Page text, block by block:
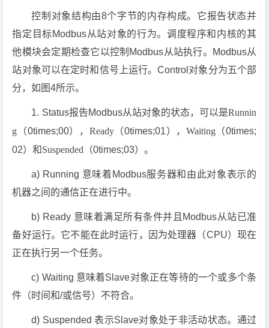
控制对象结构由8个字节的内存构成。它报告状态并
指定目标Modbus从站对象的行为。调度程序和内核的其
他模块会定期检查它以控制Modbus从站执行。Modbus从
站对象可以在定时和信号上运行。Control对象分为五个部
分，如图4所示。
1 Status报告Modbus从站对象的状态，可以是Runnin
g （0times;00）， Ready（0times;01）， Waiting（0times;
02）和Suspended （0times;03）。
a) Running 意味着Modbus服务器和由此对象表示的
机器之间的通信正在进行中。
b) Ready 意味着满足所有条件并且Modbus从站已准
备好运行。它不能在此时运行，因为处理器（CPU）现在
正在执行另一个任务。
c) Waiting 意味着Slave对象正在等待的一个或多个条
件（时间和/或信号）不符合。
d) Suspended 表示Slave对象处于非活动状态。通过